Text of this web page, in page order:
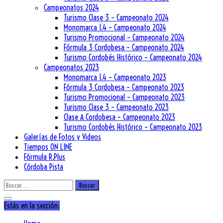
Campeonatos 2024
Turismo Clase 3 – Campeonato 2024
Monomarca 1.4 – Campeonato 2024
Turismo Promocional – Campeonato 2024
Fórmula 3 Cordobesa – Campeonato 2024
Turismo Cordobés Histórico – Campeonato 2024
Campeonatos 2023
Monomarca 1.4 – Campeonato 2023
Fórmula 3 Cordobesa – Campeonato 2023
Turismo Promocional – Campeonato 2023
Turismo Clase 3 – Campeonato 2023
Clase A Cordobesa – Campeonato 2023
Turismo Cordobés Histórico – Campeonato 2023
Galerías de Fotos y Videos
Tiempos ON LINE
Fórmula R.Plus
Córdoba Pista
Buscar:
Estás en la sección: